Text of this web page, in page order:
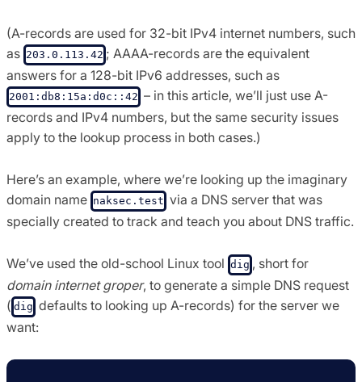
(A-records are used for 32-bit IPv4 internet numbers, such
as 203.0.113.42 ; AAAA-records are the equivalent
answers for a 128-bit IPv6 addresses, such as
2001:db8:15a:d0c::42 – in this article, we’ll just use A-
records and IPv4 numbers, but the same security issues
apply to the lookup process in both cases.)
Here’s an example, where we’re looking up the imaginary
domain name naksec.test via a DNS server that was
specially created to track and teach you about DNS traffic.
We’ve used the old-school Linux tool dig , short for
domain internet groper, to generate a simple DNS request
( dig defaults to looking up A-records) for the server we
want: